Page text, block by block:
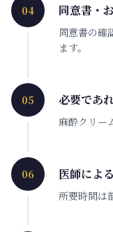
04 同意書・
同意書の確
ます。
05 必要であ
麻酔クリー
06 医師によ
所要時間は